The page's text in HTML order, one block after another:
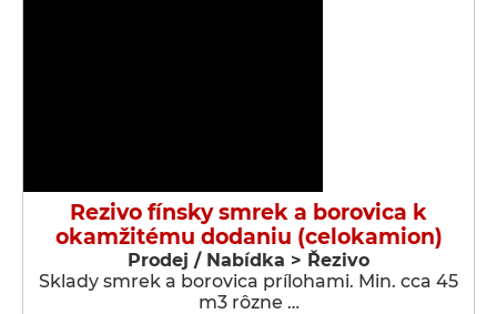
Rezivo fínsky smrek a borovica k
okamžitému dodaniu (celokamion)
Prodej / Nabídka > Řezivo
Sklady smrek a borovica prílohami. Min. cca 45
m3 rôzne …